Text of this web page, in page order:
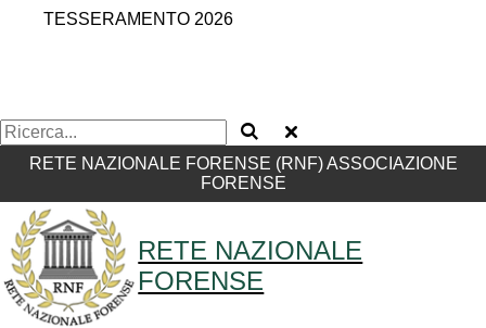
TESSERAMENTO 2026
RETE NAZIONALE FORENSE (RNF) ASSOCIAZIONE
FORENSE
RETE NAZIONALE
FORENSE